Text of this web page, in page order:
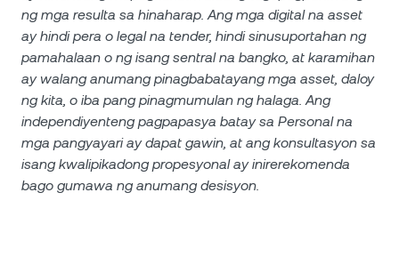
ng mga resulta sa hinaharap. Ang mga digital na asset
ay hindi pera o legal na tender, hindi sinusuportahan ng
pamahalaan o ng isang sentral na bangko, at karamihan
ay walang anumang pinagbabatayang mga asset, daloy
ng kita, o iba pang pinagmumulan ng halaga. Ang
independiyenteng pagpapasya batay sa Personal na
mga pangyayari ay dapat gawin, at ang konsultasyon sa
isang kwalipikadong propesyonal ay inirerekomenda
bago gumawa ng anumang desisyon.